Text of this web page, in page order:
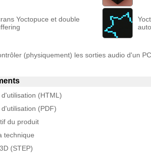
Yoctopuce et double
(physiquement) les sorties audio d'un PC
(HTML)
(PDF)
du produit
technique
(STEP)